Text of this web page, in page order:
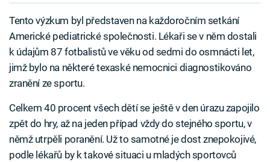
Tento výzkum byl představen na každoročním setkání
Americké pediatrické společnosti. Lékaři se v něm dostali
k údajům 87 fotbalistů ve věku od sedmi do osmnácti let,
jimž bylo na některé texaské nemocnici diagnostikováno
zranění ze sportu.
Celkem 40 procent všech dětí se ještě v den úrazu zapojilo
zpět do hry, až na jeden případ vždy do stejného sportu, v
němž utrpěli poranění. Už to samotné je dost znepokojivé,
podle lékařů by k takové situaci u mladých sportovců